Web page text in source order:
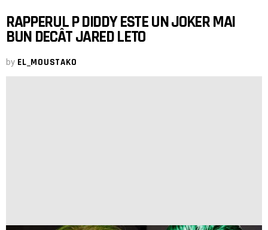
RAPPERUL P DIDDY ESTE UN JOKER MAI
BUN DECÂT JARED LETO
by EL_MOUSTAKO